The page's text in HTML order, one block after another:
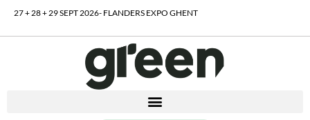
27 + 28 + 29 SEPT 2026- FLANDERS EXPO GHENT